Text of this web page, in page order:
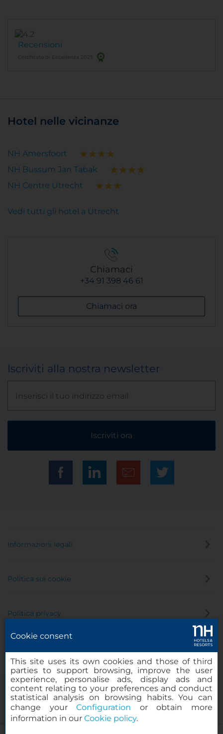
Recensioni
Certificato di Eccellenza 2025
Hotel nelle vicinanze
NH Amersfoort
NH Bussum Jan Tabak
NH Centre Utrecht
Vedi tutti gli hotel a Utrecht
Chiamaci
+34 91 398 46 61
Chiamaci ora
Iscriviti alla nostra newsletter
Iscriviti ora
Informazioni legali
Politica sui cookie
Politica privacy
Cookie consent
This site uses its own cookies and those of third
parties to support browsing, improve the user
experience, personalise ads, display ads and
content relating to your preferences and conduct
statistical analysis on browsing habits. You can
change yourConfiguration or obtain more
information in our Cookie policy.